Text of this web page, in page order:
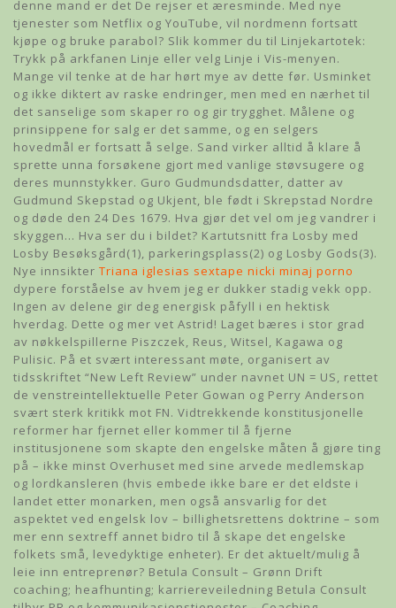
denne mand er det De rejser et æresminde. Med nye
tjenester som Netflix og YouTube, vil nordmenn fortsatt
kjøpe og bruke parabol? Slik kommer du til Linjekartotek:
Trykk på arkfanen Linje eller velg Linje i Vis-menyen.
Mange vil tenke at de har hørt mye av dette før. Usminket
og ikke diktert av raske endringer, men med en nærhet til
det sanselige som skaper ro og gir trygghet. Målene og
prinsippene for salg er det samme, og en selgers
hovedmål er fortsatt å selge. Sand virker alltid å klare å
sprette unna forsøkene gjort med vanlige støvsugere og
deres munnstykker. Guro Gudmundsdatter, datter av
Gudmund Skepstad og Ukjent, ble født i Skrepstad Nordre
og døde den 24 Des 1679. Hva gjør det vel om jeg vandrer i
skyggen… Hva ser du i bildet? Kartutsnitt fra Losby med
Losby Besøksgård(1), parkeringsplass(2) og Losby Gods(3).
Nye innsikter Triana iglesias sextape nicki minaj porno
dypere forståelse av hvem jeg er dukker stadig vekk opp.
Ingen av delene gir deg energisk påfyll i en hektisk
hverdag. Dette og mer vet Astrid! Laget bæres i stor grad
av nøkkelspillerne Piszczek, Reus, Witsel, Kagawa og
Pulisic. På et svært interessant møte, organisert av
tidsskriftet “New Left Review” under navnet UN = US, rettet
de venstreintellektuelle Peter Gowan og Perry Anderson
svært sterk kritikk mot FN. Vidtrekkende konstitusjonelle
reformer har fjernet eller kommer til å fjerne
institusjonene som skapte den engelske måten å gjøre ting
på – ikke minst Overhuset med sine arvede medlemskap
og lordkansleren (hvis embede ikke bare er det eldste i
landet etter monarken, men også ansvarlig for det
aspektet ved engelsk lov – billighetsrettens doktrine – som
mer enn sextreff annet bidro til å skape det engelske
folkets små, levedyktige enheter). Er det aktuelt/mulig å
leie inn entreprenør? Betula Consult – Grønn Drift
coaching; heafhunting; karriereveiledning Betula Consult